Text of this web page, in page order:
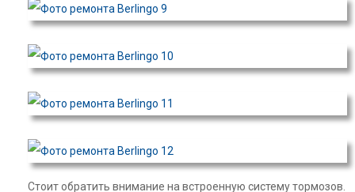
Стоит обратить внимание на встроенную систему тормозов.